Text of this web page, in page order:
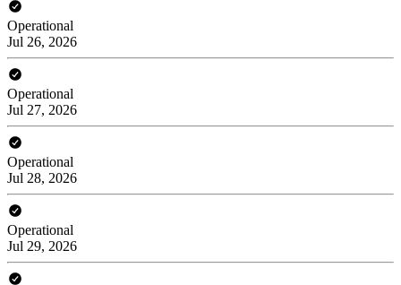
Operational
Jul 26, 2026
Operational
Jul 27, 2026
Operational
Jul 28, 2026
Operational
Jul 29, 2026